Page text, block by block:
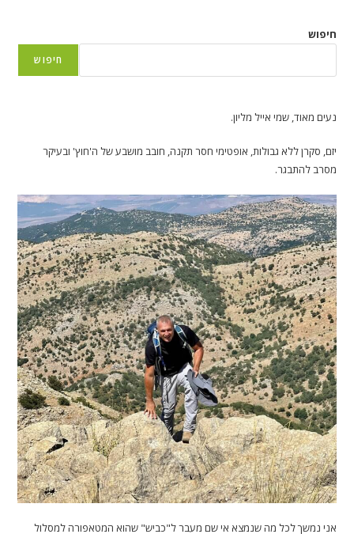
חיפוש
חיפוש
נעים מאוד, שמי אייל מליון.
יזם, סקרן ללא גבולות, אופטימי חסר תקנה, חובב מושבע של ה'חוץ' ובעיקר
מסרב להתבגר.
אני נמשך לכל מה שנמצא אי שם מעבר ל"כביש" שהוא המטאפורה למסלול